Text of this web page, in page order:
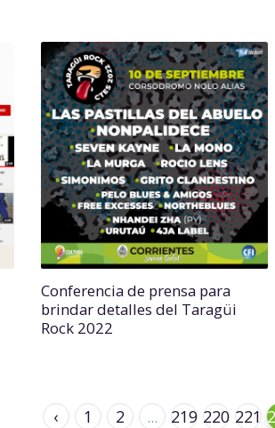
Conferencia de prensa para
brindar detalles del Taragüi
Rock 2022
‹ 1 2 ... 219 220 221